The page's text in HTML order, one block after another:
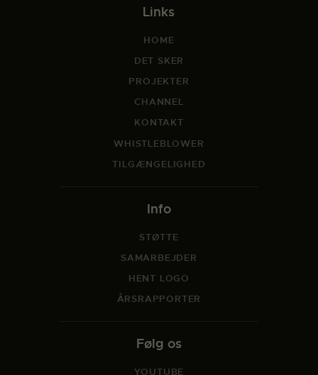
Links
HOME
DET SKER
PROJEKTER
CHANNEL
KONTAKT
WHISTLEBLOWER
TILGÆNGELIGHED
Info
STØTTE
SAMARBEJDER
HENT LOGO
ÅRSRAPPORTER
Følg os
YOUTUBE